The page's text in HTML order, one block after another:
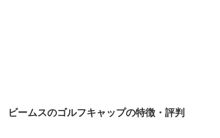
ビームスのゴルフキャップの特徴・評判